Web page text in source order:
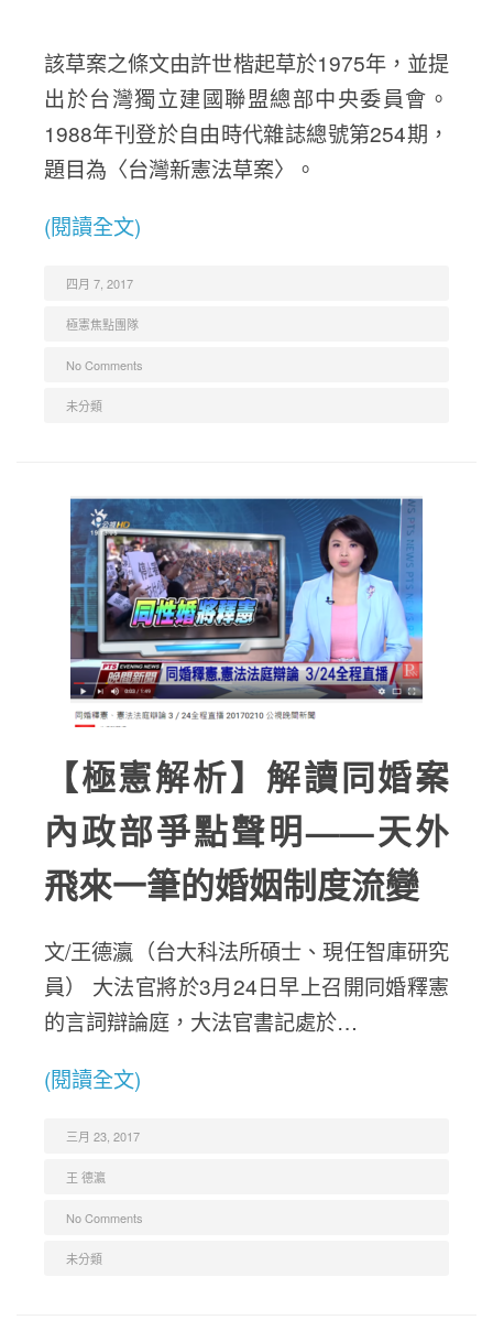
該草案之條文由許世楷起草於1975年，並提
出於台灣獨立建國聯盟總部中央委員會。
1988年刊登於自由時代雜誌總號第254期，
題目為〈台灣新憲法草案〉。
(閱讀全文)
四月 7, 2017
極憲焦點團隊
No Comments
未分類
【極憲解析】解讀同婚案
內政部爭點聲明——天外
飛來一筆的婚姻制度流變
文/王德瀛（台大科法所碩士、現任智庫研究
員） 大法官將於3月24日早上召開同婚釋憲
的言詞辯論庭，大法官書記處於…
(閱讀全文)
三月 23, 2017
王 德瀛
No Comments
未分類